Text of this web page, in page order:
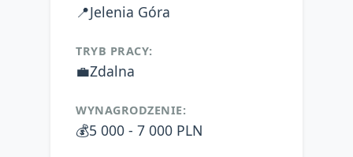
📍Jelenia Góra
TRYB PRACY:
💼Zdalna
WYNAGRODZENIE:
💰5 000 - 7 000 PLN